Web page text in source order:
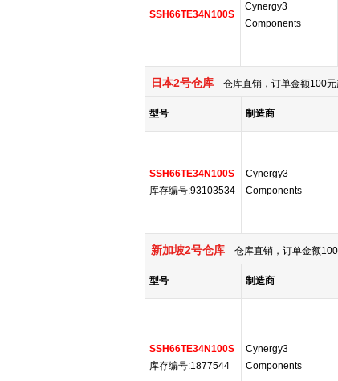
SSH66TE34N100S
Cynergy3
Components
日本2号仓库 仓库直销，订单金额100元
型号 制造商
SSH66TE34N100S
库存编号:93103534
Cynergy3
Components
新加坡2号仓库 仓库直销，订单金额
型号 制造商
SSH66TE34N100S
库存编号:1877544
Cynergy3
Components